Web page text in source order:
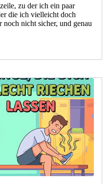
zu der ich ein paar
die ich vielleicht doch
nicht sicher, und genau